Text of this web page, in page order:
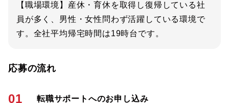
【職場環境】産休・育休を取得し復帰している社
員が多く、男性・女性問わず活躍している環境で
す。全社平均帰宅時間は19時台です。
応募の流れ
01 転職サポートへのお申し込み